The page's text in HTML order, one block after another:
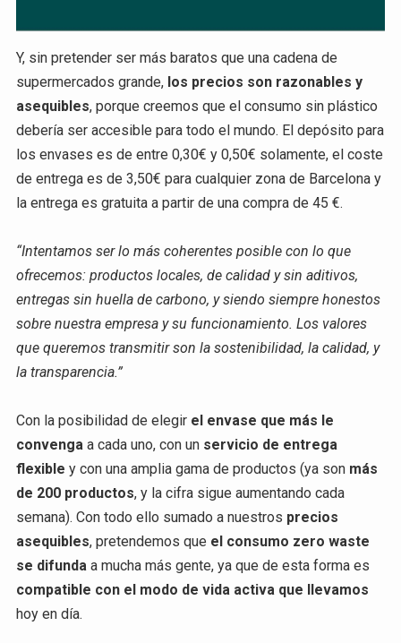
Y, sin pretender ser más baratos que una cadena de
supermercados grande, los precios son razonables y
asequibles, porque creemos que el consumo sin plástico
debería ser accesible para todo el mundo. El depósito para
los envases es de entre 0,30€ y 0,50€ solamente, el coste
de entrega es de 3,50€ para cualquier zona de Barcelona y
la entrega es gratuita a partir de una compra de 45 €.
“Intentamos ser lo más coherentes posible con lo que
ofrecemos: productos locales, de calidad y sin aditivos,
entregas sin huella de carbono, y siendo siempre honestos
sobre nuestra empresa y su funcionamiento. Los valores
que queremos transmitir son la sostenibilidad, la calidad, y
la transparencia.”
Con la posibilidad de elegir el envase que más le
convengaa cada uno, con un servicio de entrega
flexible y con una amplia gama de productos (ya son más
de 200 productos, y la cifra sigue aumentando cada
semana). Con todo ello sumado a nuestros precios
asequibles, pretendemos que el consumo zero waste
se difundaa mucha más gente, ya que de esta forma es
compatible con el modo de vida activa que llevamos
hoy en día.